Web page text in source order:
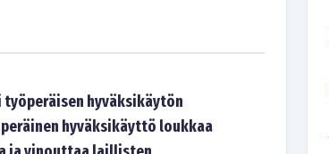
hyväksikäytön
hyväksikäyttö loukkaa